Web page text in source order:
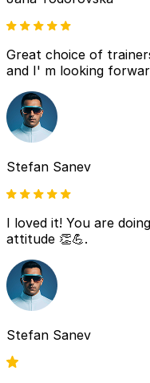
Great choice of
and I' m looking
Stefan Sanev
I loved it! You are
attitude 👏💪.
Stefan Sanev